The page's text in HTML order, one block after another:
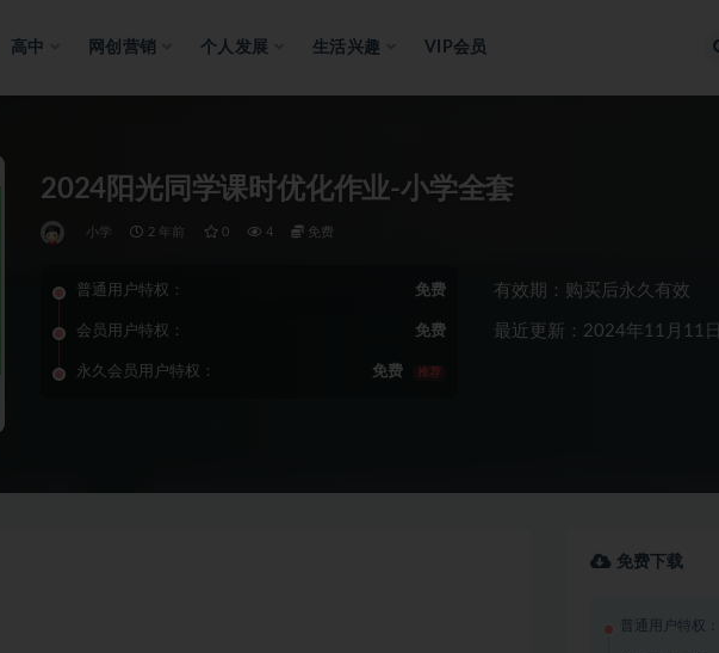
高中 网创营销 个人发展 生活兴趣 VIP会员
2024阳光同学课时优化作业-小学全套
小学 2 年前 0 4 免费
普通用户特权： 免费
会员用户特权： 免费
永久会员用户特权： 免费 推荐
有效期：购买后永久有效
最近更新：2024年11月11日
免费下载
普通用户特权：